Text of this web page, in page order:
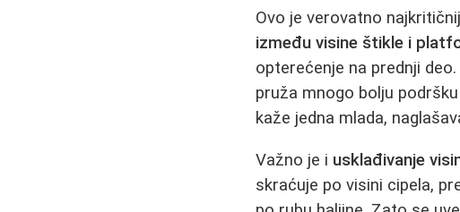
Ovo je verovatno
između visine štikle i
opterećenje na prednji
pruža mnogo bolju
kaže jedna mlada,
Važno je i usklađivanje
skraćuje po visini cipela,